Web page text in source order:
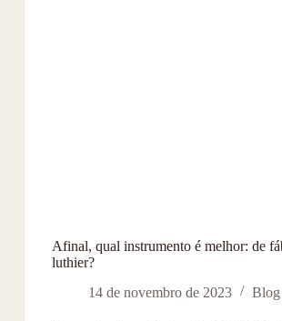
Afinal, qual instrumento é melhor: de
luthier?
14 de novembro de 2023
Blog